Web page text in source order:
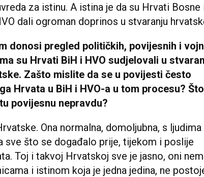
za istinu. A istina je da su Hrvati Bosne
dali ogroman doprinos u stvaranju
donosi pregled političkih, povijesnih i
su Hrvati BiH i HVO sudjelovali u
Zašto mislite da se u povijesti često
Hrvata u BiH i HVO-a u tom procesu?
povijesnu nepravdu?
Ona normalna, domoljubna, s
sve što se događalo prije, tijekom i poslije
Toj i takvoj Hrvatskoj sve je jasno, oni
i istinom koja je jedna jedina, ne